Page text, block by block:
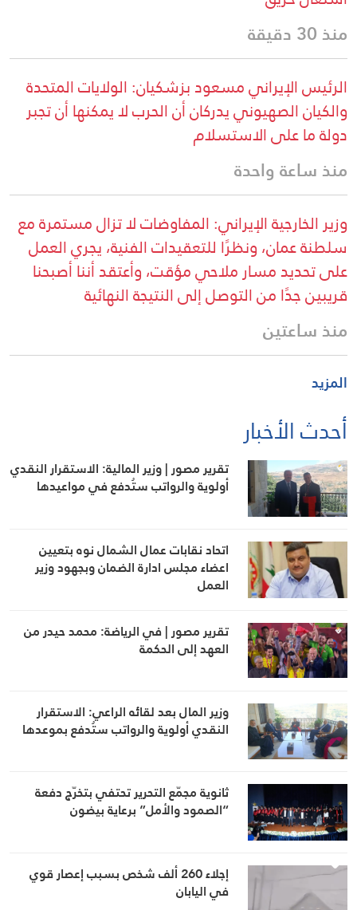
منذ 30 دقيقة
الرئيس الإيراني مسعود بزشكيان: الولايات المتحدة
والكيان الصهيوني يدركان أن الحرب لا يمكنها أن تجبر
دولة ما على الاستسلام
منذ ساعة واحدة
وزير الخارجية الإيراني: المفاوضات لا تزال مستمرة مع
سلطنة عمان، ونظرًا للتعقيدات الفنية، يجري العمل
على تحديد مسار ملاحي مؤقت، وأعتقد أننا أصبحنا
قريبين جدًا من التوصل إلى النتيجة النهائية
منذ ساعتين
المزيد
أحدث الأخبار
تقرير مصور | وزير المالية: الاستقرار النقدي
أولوية والرواتب ستُدفع في مواعيدها
اتحاد نقابات عمال الشمال نوه بتعيين
اعضاء مجلس ادارة الضمان وبجهود وزير
العمل
تقرير مصور | في الرياضة: محمد حيدر من
العهد إلى الحكمة
وزير المال بعد لقائه الراعي: الاستقرار
النقدي أولوية والرواتب ستُدفع بموعدها
ثانوية مجمّع التحرير تحتفي بتخرّج دفعة
“الصمود والأمل” برعاية بيضون
إجلاء 260 ألف شخص بسبب إعصار قوي
في اليابان